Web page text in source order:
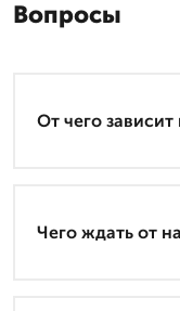
Вопросы
От чего зависит
Чего ждать от